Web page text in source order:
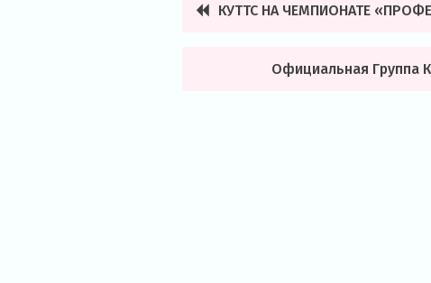
КУТТС НА ЧЕМПИОНАТЕ
Официальная Группа